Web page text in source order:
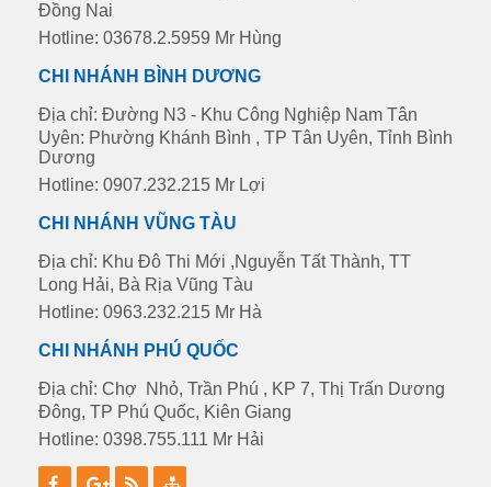
Đồng Nai
Hotline: 03678.2.5959 Mr Hùng
CHI NHÁNH BÌNH DƯƠNG
Địa chỉ: Đường N3 - Khu Công Nghiệp Nam Tân
Uyên: Phường Khánh Bình , TP Tân Uyên, Tỉnh Bình
Dương
Hotline: 0907.232.215 Mr Lợi
CHI NHÁNH VŨNG TÀU
Địa chỉ: Khu Đô Thi Mới ,Nguyễn Tất Thành, TT
Long Hải, Bà Rịa Vũng Tàu
Hotline: 0963.232.215 Mr Hà
CHI NHÁNH PHÚ QUỐC
Địa chỉ: Chợ Nhỏ, Trần Phú , KP 7, Thị Trấn Dương
Đông, TP Phú Quốc, Kiên Giang
Hotline: 0398.755.111 Mr Hải